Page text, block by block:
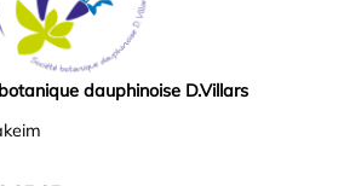
dauphinoise D.Villars